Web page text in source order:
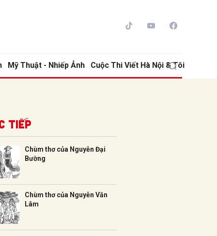
Mỹ Thuật - Nhiếp Ảnh Cuộc Thi Viết Hà Nội & Tôi
tiếp
Chùm thơ của Nguyễn Đại
Bường
Chùm thơ của Nguyễn Văn
Lâm